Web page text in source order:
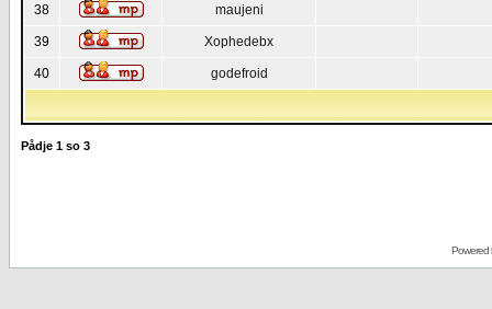
38 maujeni
39 Xophedebx
40 godefroid
Pådje 1 so 3
Powered